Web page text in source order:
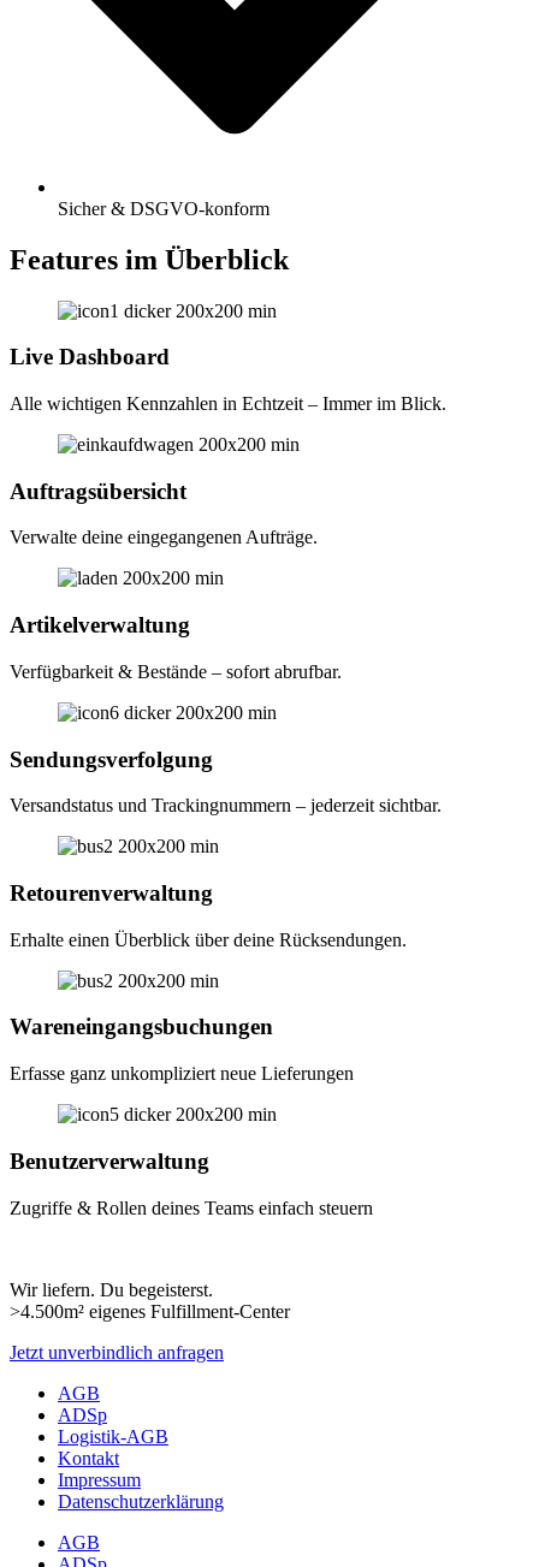
Sicher & DSGVO-konform
Features im Überblick
Live Dashboard
Alle wichtigen Kennzahlen in Echtzeit – Immer im Blick.
Auftragsübersicht
Verwalte deine eingegangenen Aufträge.
Artikelverwaltung
Verfügbarkeit & Bestände – sofort abrufbar.
Sendungsverfolgung
Versandstatus und Trackingnummern – jederzeit sichtbar.
Retourenverwaltung
Erhalte einen Überblick über deine Rücksendungen.
Wareneingangsbuchungen
Erfasse ganz unkompliziert neue Lieferungen
Benutzerverwaltung
Zugriffe & Rollen deines Teams einfach steuern
Wir liefern. Du begeisterst.
>4.500m² eigenes Fulfillment-Center
Jetzt unverbindlich anfragen
AGB
ADSp
Logistik-AGB
Kontakt
Impressum
Datenschutzerklärung
AGB